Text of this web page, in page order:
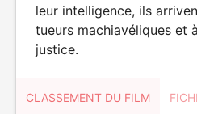
leur intelligence, ils
tueurs machiavéliques et
justice.
CLASSEMENT DU FILM